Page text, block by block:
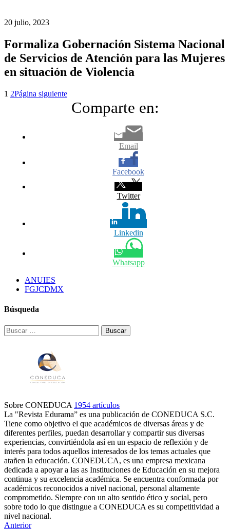
20 julio, 2023
Formaliza Gobernación Sistema Nacional
de Servicios de Atención para las Mujeres
en situación de Violencia
1 2Página siguiente
Comparte en:
Email
Facebook
Twitter
Linkedin
Whatsapp
ANUIES
FGJCDMX
Búsqueda
Buscar:
Sobre CONEDUCA 1954 artículos
La "Revista Edurama” es una publicación de CONEDUCA S.C.
Tiene como objetivo el que académicos de diversas áreas y de
diferentes perfiles, puedan desarrollar y compartir sus diversas
experiencias, convirtiéndola así en un espacio de reflexión y de
interés para todos aquellos interesados de los temas actuales que
atañen la educación. CONEDUCA, es una empresa mexicana
dedicada a apoyar a las as Instituciones de Educación en su mejora
continua y su excelencia académica. Se encuentra conformada por
académicos reconocidos a nivel nacional, personal altamente
comprometido. Siempre con un alto sentido ético y social, pero
sobre todo lo que distingue a CONEDUCA es su competitividad a
nivel nacional.
Anterior